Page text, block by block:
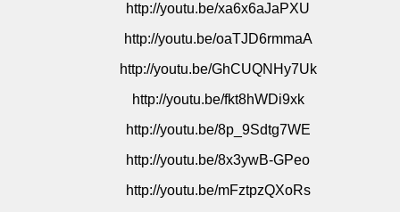
http://youtu.be/xa6x6aJaPXU
http://youtu.be/oaTJD6rmmaA
http://youtu.be/GhCUQNHy7Uk
http://youtu.be/fkt8hWDi9xk
http://youtu.be/8p_9Sdtg7WE
http://youtu.be/8x3ywB-GPeo
http://youtu.be/mFztpzQXoRs